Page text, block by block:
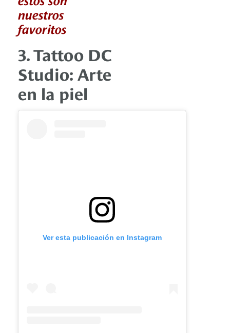
nuestros
favoritos
3. Tattoo DC
Studio: Arte
en la piel
Ver esta publicación en Instagram